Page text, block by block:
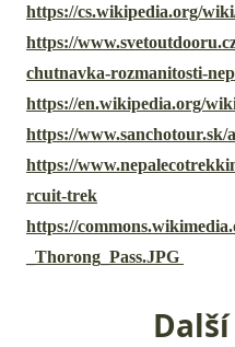
https://cs.wikipedia.org/
https://
chutnavka-rozmanitosti-
https://en.wikipedia.org/
https://
https://
rcuit-trek
https://
_Thorong_Pass.JPG